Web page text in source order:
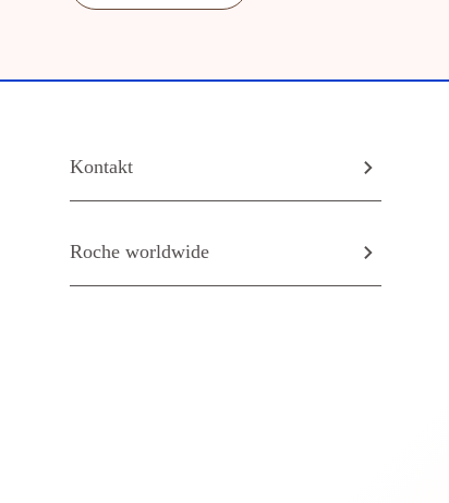
Kontakt
Roche worldwide